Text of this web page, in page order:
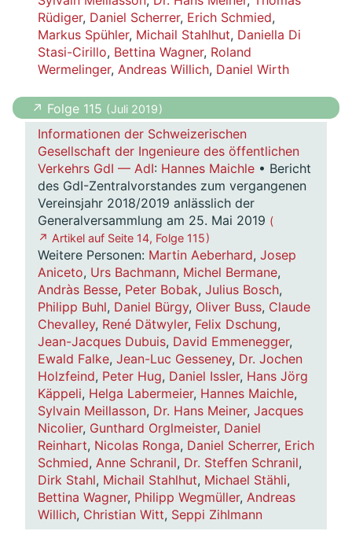
Rüdiger, Daniel Scherrer, Erich Schmied,
Markus Spühler, Michail Stahlhut, Daniella Di
Stasi-Cirillo, Bettina Wagner, Roland
Wermelinger, Andreas Willich, Daniel Wirth
↗ Folge 115 ( Juli 2019 )
Informationen der Schweizerischen
Gesellschaft der Ingenieure des öffentlichen
Verkehrs GdI — AdI: Hannes Maichle • Bericht
des GdI-Zentralvorstandes zum vergangenen
Vereinsjahr 2018/2019 anlässlich der
Generalversammlung am 25. Mai 2019 (
↗ Artikel auf Seite 14, Folge 115 )
Weitere Personen: Martin Aeberhard, Josep
Aniceto, Urs Bachmann, Michel Bermane,
Andràs Besse, Peter Bobak, Julius Bosch,
Philipp Buhl, Daniel Bürgy, Oliver Buss, Claude
Chevalley, René Dätwyler, Felix Dschung,
Jean-Jacques Dubuis, David Emmenegger,
Ewald Falke, Jean-Luc Gesseney, Dr. Jochen
Holzfeind, Peter Hug, Daniel Issler, Hans Jörg
Käppeli, Helga Labermeier, Hannes Maichle,
Sylvain Meillasson, Dr. Hans Meiner, Jacques
Nicolier, Gunthard Orglmeister, Daniel
Reinhart, Nicolas Ronga, Daniel Scherrer, Erich
Schmied, Anne Schranil, Dr. Steffen Schranil,
Dirk Stahl, Michail Stahlhut, Michael Stähli,
Bettina Wagner, Philipp Wegmüller, Andreas
Willich, Christian Witt, Seppi Zihlmann